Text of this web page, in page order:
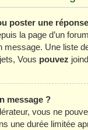
poster une
la page d’un
message. Une liste
Vous pouvez
message ?
vous ne
une durée limitée